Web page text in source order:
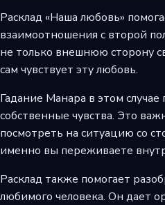
Расклад «Наша любовь»
взаимоотношения с второй
не только внешнюю сторону
сам чувствует эту любовь.
Гадание Манара в этом
собственные чувства. Это
посмотреть на ситуацию со
именно вы переживаете
Расклад также помогает
любимого человека. Он дает